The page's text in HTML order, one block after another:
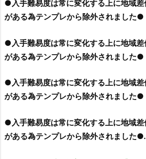
●入手難易度は常に変化する上に地域
がある為テンプレから除外されました●
●入手難易度は常に変化する上に地域
がある為テンプレから除外されました●
●入手難易度は常に変化する上に地域
がある為テンプレから除外されました●
●入手難易度は常に変化する上に地域
がある為テンプレから除外されました●.